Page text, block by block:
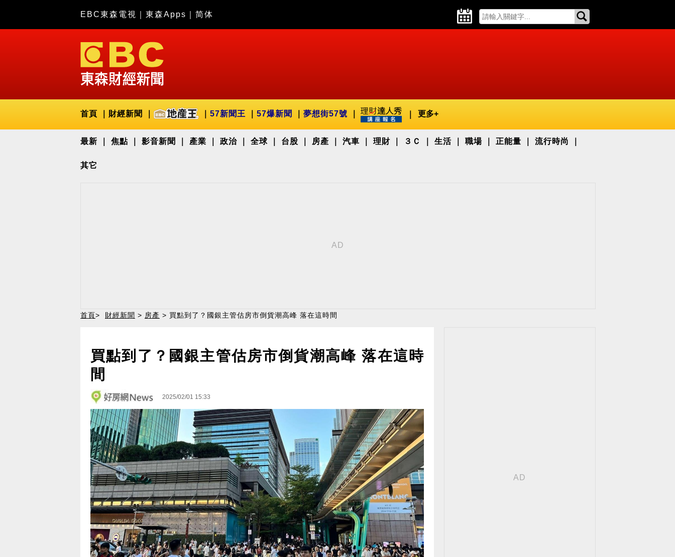
EBC東森電視 東森Apps 简体
首頁 財經新聞 57新聞王 57爆新聞 夢想街57號 更多+
最新 焦點 影音新聞 產業 政治 全球 台股 房產 汽車 理財 ３Ｃ 生活 職場 正能量 流行時尚
其它
首頁> 財經新聞 > 房產 > 買點到了？國銀主管估房市倒貨潮高峰 落在這時間
買點到了？國銀主管估房市倒貨潮高峰 落在這時
間
2025/02/01 15:33